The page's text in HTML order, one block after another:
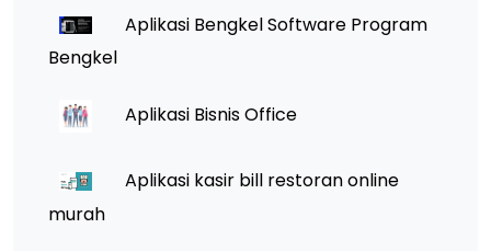
Aplikasi Bengkel Software Program
Bengkel
Aplikasi Bisnis Office
Aplikasi kasir bill restoran online
murah